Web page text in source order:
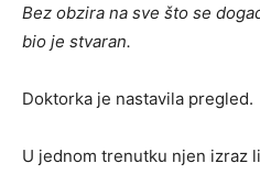
Bez obzira na sve što se
bio je stvaran.
Doktorka je nastavila pregled.
U jednom trenutku njen izraz